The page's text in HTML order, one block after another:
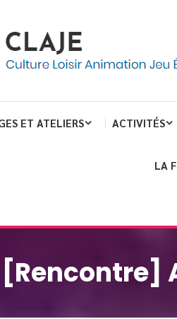
ET ATELIERS ACTIVITÉS
LA
[Rencontre]